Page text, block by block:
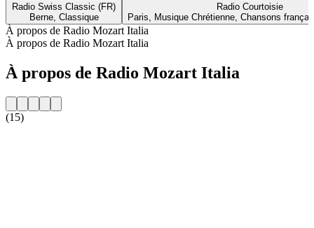
Radio Swiss Classic (FR)
Berne, Classique
Radio Courtoisie
Paris, Musique Chrétienne, Chansons
À propos de Radio Mozart Italia
À propos de Radio Mozart Italia
À propos de Radio Mozart Italia
(15)